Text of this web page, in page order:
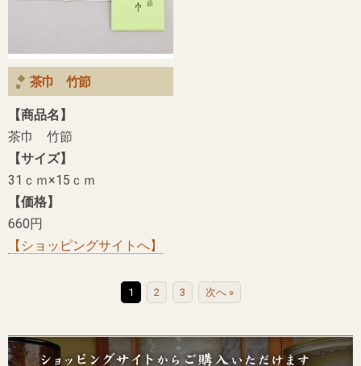
茶巾 竹節
【商品名】
茶巾 竹節
【サイズ】
31ｃｍ×15ｃｍ
【価格】
660円
【ショッピングサイトへ】
1 2 3 次へ »